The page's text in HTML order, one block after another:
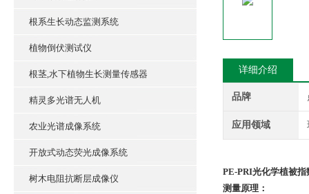
根系生长动态监测系统
植物倒伏测试仪
根茎,水下植物生长测量传感器
精灵多光谱无人机
农业光谱成像系统
开放式动态荧光成像系统
树木电阻抗断层成像仪
详细介绍
品牌
应用领域
PE-PRI光化学植被指
测量原理：